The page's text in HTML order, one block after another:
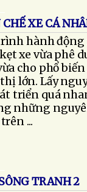
XE CÁ
hành động
xe vừa phê
cho phổ
thị lớn. Lấy
triển quá
những
...
TRANH 2